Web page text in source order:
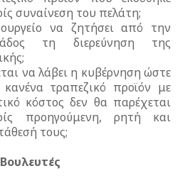
συναίνεση του πελάτη;
να ζητήσει από την
τη διερεύνηση της
να λάβει η κυβέρνηση ώστε
τραπεζικό προϊόν με
κόστος δεν θα παρέχεται
προηγούμενη, ρητή και
τους;